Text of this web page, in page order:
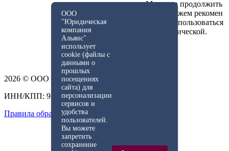
аниченные сроки. Мы рады продолжить
сотрудничество , а также можем рекомен
довать своим партнерам воспользоваться
услугами данной юридической.
2026 © ООО «Юридическая компания Альянс».
ИНН/КПП: 9200001209 / 920001001
Правила обработки персональных данных
Получить
консультацию юриста
ООО
"Юридическая
компания
Альянс"
использует
cookie (файлы с
данными о
прошлых
посещениях
сайта) для
персонализации
сервисов и
удобства
пользователей.
Вы можете
запретить
сохранение